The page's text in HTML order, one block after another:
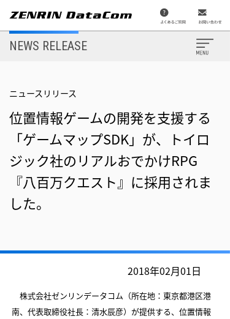
イ
コ
NEWS RELEASE
ニュースリリース
位置情報ゲームの開発を支援する
「ゲームマップSDK」が、トイロ
ジック社のリアルおでかけRPG
『八百万クエスト』に採用されま
した。
2018年02月01日
株式会社ゼンリンデータコム（所在地：東京都港区港
南、代表取締役社長：清水辰彦）が提供する、位置情報